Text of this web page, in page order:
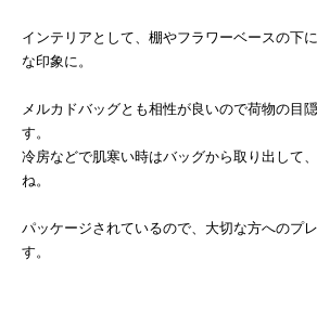
インテリアとして、棚やフラワーベースの下
な印象に。
メルカドバッグとも相性が良いので荷物の目
す。
冷房などで肌寒い時はバッグから取り出して
ね。
パッケージされているので、大切な方へのプ
す。